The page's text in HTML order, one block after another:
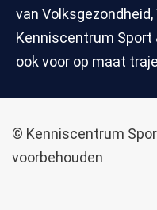
van
Kenniscentrum Sport
ook voor op maat
© Kenniscentrum
voorbehouden